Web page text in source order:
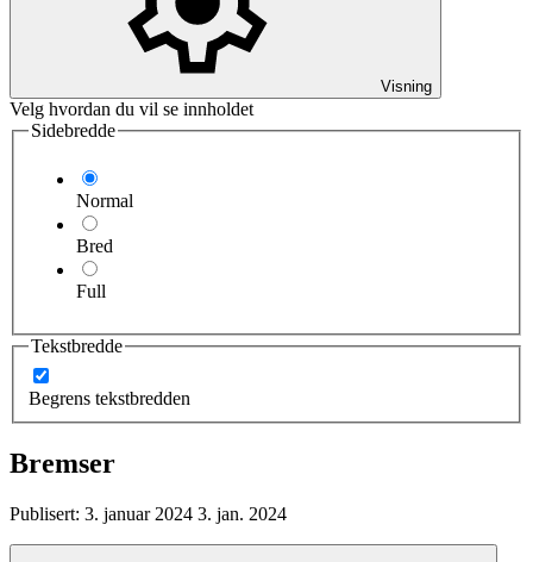
Visning
Velg hvordan du vil se innholdet
Sidebredde
Normal
Bred
Full
Tekstbredde
Begrens tekstbredden
Bremser
Publisert: 3. januar 2024 3. jan. 2024